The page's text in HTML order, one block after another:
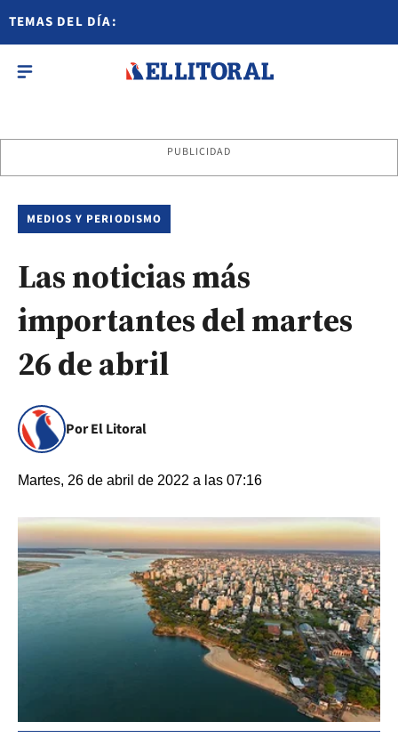
TEMAS DEL DÍA:
PUBLICIDAD
MEDIOS Y PERIODISMO
Las noticias más
importantes del martes
26 de abril
Por El Litoral
Martes, 26 de abril de 2022 a las 07:16